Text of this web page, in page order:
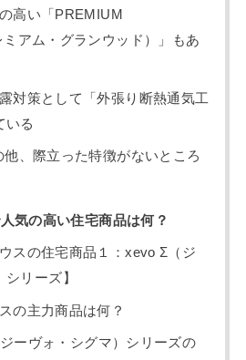
高い「PREMIUM
アム・グランウッド）」もあ
対策として「外張り断熱通気工
いる
他、際立った特徴がないところ
気の高い住宅商品は何？
スの住宅商品１：xevo Σ（ジ
リーズ】
の主力商品は何？
ーヴォ・シグマ）シリーズの